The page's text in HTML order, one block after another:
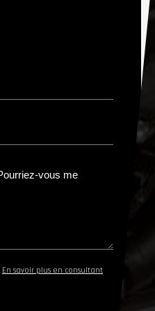
En savoir plus en consultant